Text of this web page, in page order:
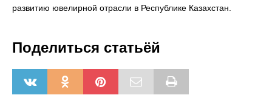
развитию ювелирной отрасли в Республике Казахстан.
Поделиться статьёй